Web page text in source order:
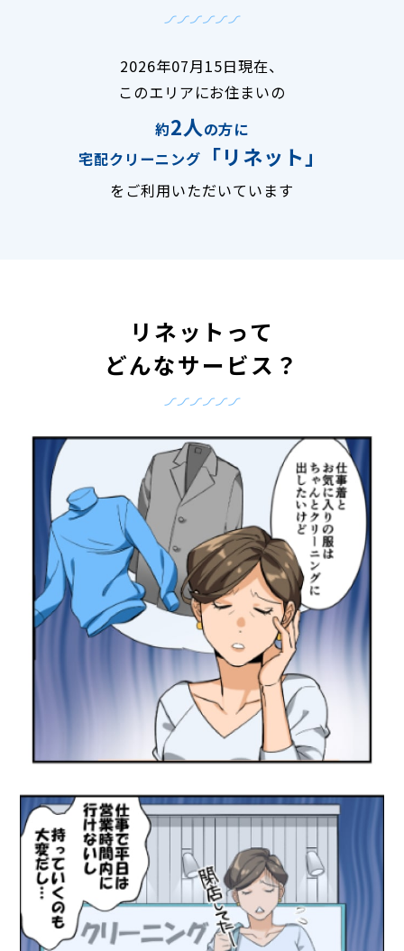
2026年07月15日現在、
このエリアにお住まいの
約2人の方に
宅配クリーニング
「リネット」
をご利用いただいています
リネットって
どんなサービス？